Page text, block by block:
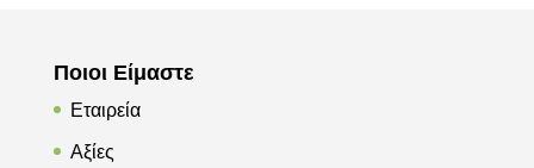
Ποιοι Είμαστε
Εταιρεία
Αξίες